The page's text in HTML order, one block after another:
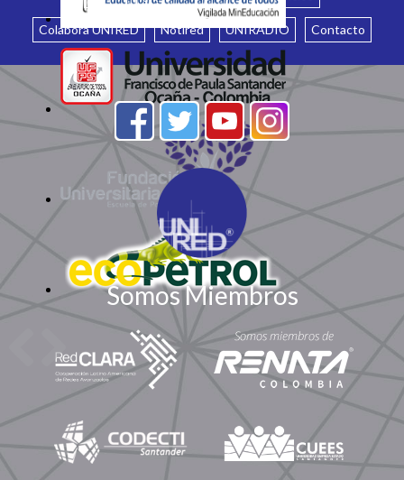
Colabora UNIRED Notired UNIRADIO Contacto
Somos Miembros